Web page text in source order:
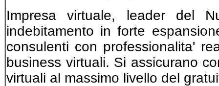
Impresa virtuale, leader del
indebitamento in forte
consulenti con professionalita'
business virtuali. Si assicurano
virtuali al massimo livello del